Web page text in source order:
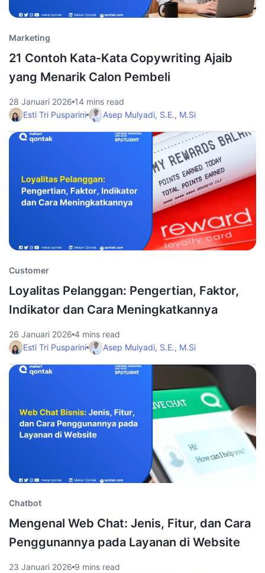
Marketing
21 Contoh Kata-Kata Copywriting Ajaib
yang Menarik Calon Pembeli
28 Januari 2026 14 mins read
Esti Tri Pusparini
Asep Mulyadi, S.E., M.Si
Customer
Loyalitas Pelanggan: Pengertian, Faktor,
Indikator dan Cara Meningkatkannya
26 Januari 2026 4 mins read
Esti Tri Pusparini
Asep Mulyadi, S.E., M.Si
Chatbot
Mengenal Web Chat: Jenis, Fitur, dan Cara
Penggunannya pada Layanan di Website
23 Januari 2026 9 mins read